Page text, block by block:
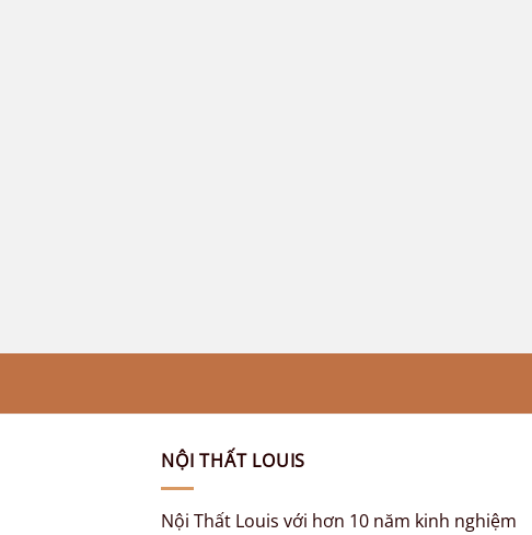
NỘI THẤT LOUIS
Nội Thất Louis với hơn 10 năm kinh nghiệm